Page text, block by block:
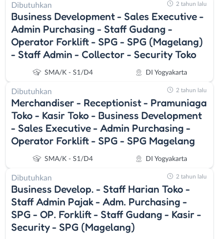
Dibutuhkan
Business Development - Sales Executive -
Admin Purchasing - Staff Gudang -
Operator Forklift - SPG - SPG (Magelang)
- Staff Admin - Collector - Security Toko
SMA/K - S1/D4 DI Yogyakarta
2 tahun lalu
Dibutuhkan
Merchandiser - Receptionist - Pramuniaga
Toko - Kasir Toko - Business Development
- Sales Executive - Admin Purchasing -
Operator Forklift - SPG - SPG Magelang
SMA/K - S1/D4 DI Yogyakarta
2 tahun lalu
Dibutuhkan
Business Develop. - Staff Harian Toko -
Staff Admin Pajak - Adm. Purchasing -
SPG - OP. Forklift - Staff Gudang - Kasir -
Security - SPG (Magelang)
2 tahun lalu